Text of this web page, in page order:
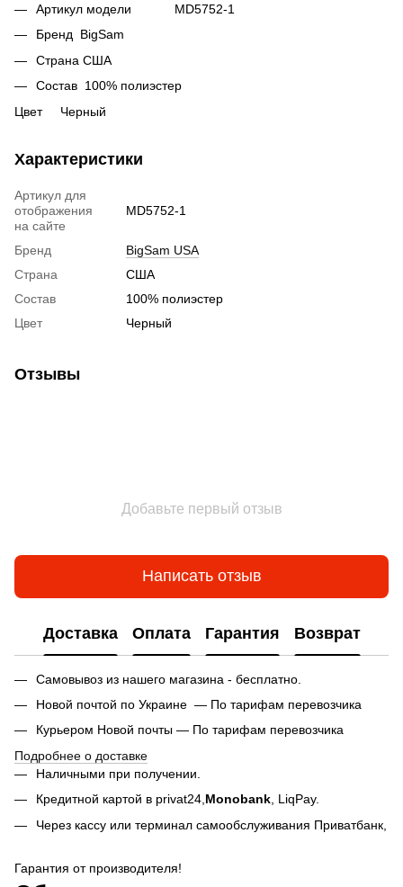
Артикул модели MD5752-1
Бренд BigSam
Страна США
Состав 100% полиэстер
Цвет Черный
Характеристики
Артикул для
отображения
на сайте
MD5752-1
Бренд
BigSam USA
Страна
США
Состав
100% полиэстер
Цвет
Черный
Отзывы
Добавьте первый отзыв
Написать отзыв
Доставка Оплата Гарантия Возврат
Самовывоз из нашего магазина - бесплатно.
Новой почтой по Украине — По тарифам перевозчика
Курьером Новой почты — По тарифам перевозчика
Подробнее о доставке
Наличными при получении.
Кредитной картой в privat24, Monobank LiqPay.
Через кассу или терминал самообслуживания Приватбанк,
Гарантия от производителя!